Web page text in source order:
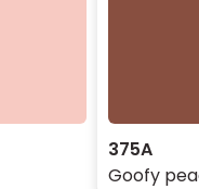
375A
Goofy